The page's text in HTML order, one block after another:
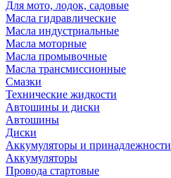
Для мото, лодок, садовые
Масла гидравлические
Масла индустриальные
Масла моторные
Масла промывочные
Масла трансмиссионные
Смазки
Технические жидкости
Автошины и диски
Автошины
Диски
Аккумуляторы и принадлежности
Аккумуляторы
Провода стартовые